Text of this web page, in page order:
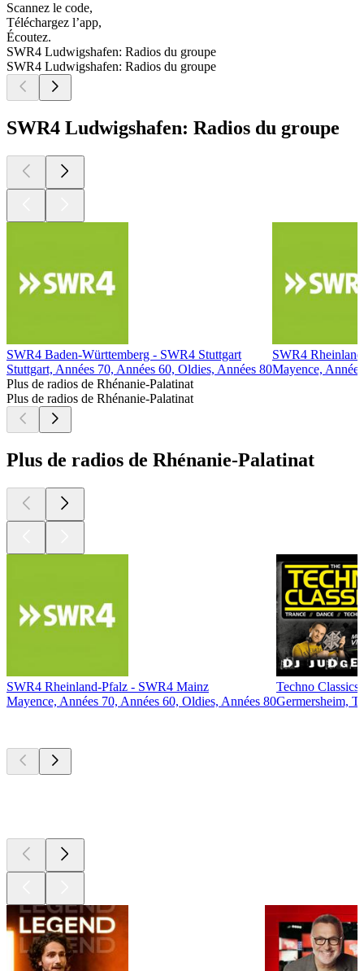
Scannez le code,
Téléchargez l’app,
Écoutez.
SWR4 Ludwigshafen: Radios du groupe
SWR4 Ludwigshafen: Radios du groupe
SWR4 Ludwigshafen: Radios du groupe
SWR4 Baden-Württemberg - SWR4 Stuttgart
Stuttgart, Années 70, Années 60, Oldies, Années 80
SWR4
Mayence,
Plus de radios de Rhénanie-Palatinat
Plus de radios de Rhénanie-Palatinat
Plus de radios de Rhénanie-Palatinat
SWR4 Rheinland-Pfalz - SWR4 Mainz
Mayence, Années 70, Années 60, Oldies, Années 80
Techno Classics
Germersheim,